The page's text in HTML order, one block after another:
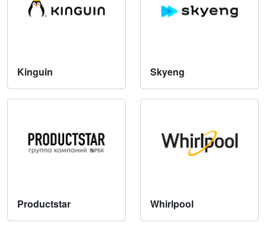
Kinguin Skyeng
Productstar Whirlpool